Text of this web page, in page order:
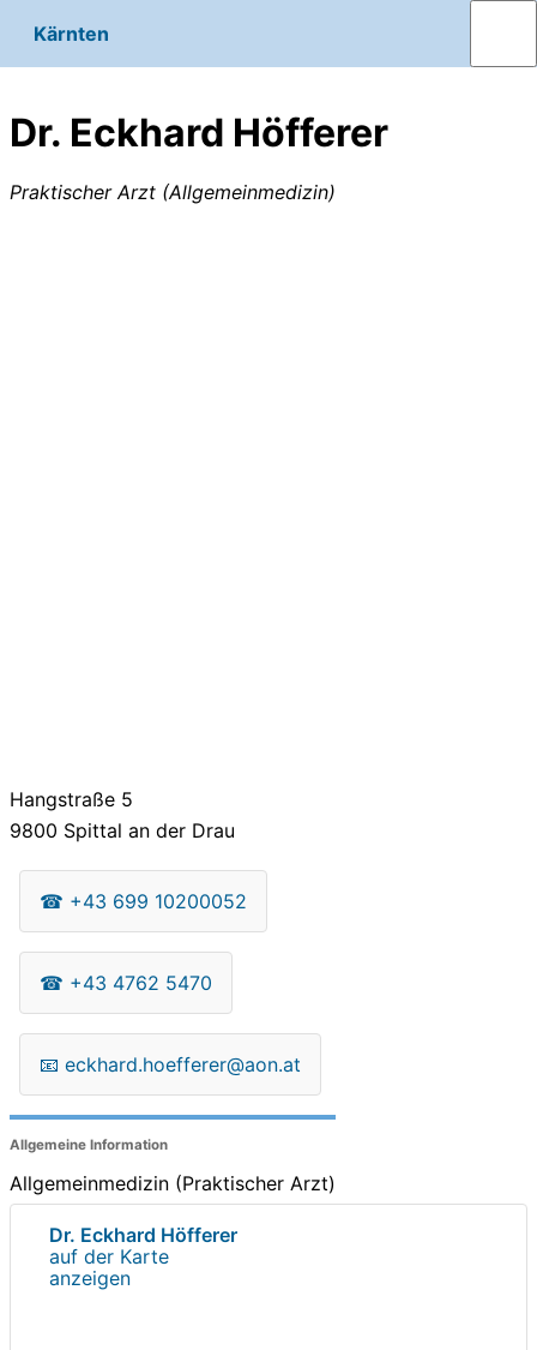
Kärnten
Dr. Eckhard Höfferer
Praktischer Arzt (Allgemeinmedizin)
Hangstraße 5
9800 Spittal an der Drau
☎ +43 699 10200052
☎ +43 4762 5470
📧 eckhard.hoefferer@aon.at
Allgemeine Information
Allgemeinmedizin (Praktischer Arzt)
Dr. Eckhard Höfferer
auf der Karte
anzeigen